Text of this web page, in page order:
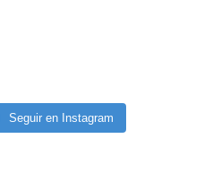
Seguir en Instagram